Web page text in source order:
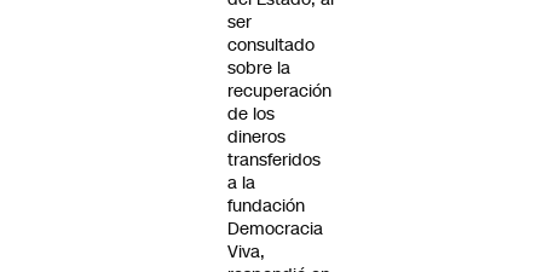
ser
consultado
sobre la
recuperación
de los
dineros
transferidos
a la
fundación
Democracia
Viva,